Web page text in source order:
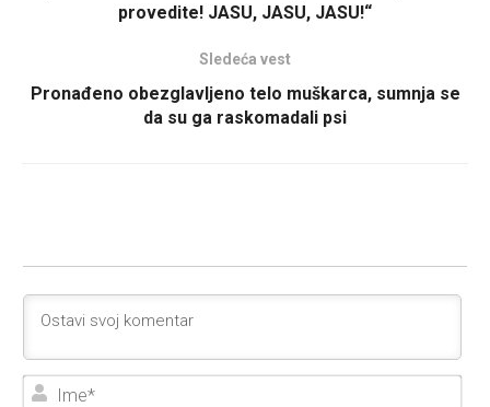
provedite! JASU, JASU, JASU!“
Sledeća vest
Pronađeno obezglavljeno telo muškarca, sumnja se
da su ga raskomadali psi